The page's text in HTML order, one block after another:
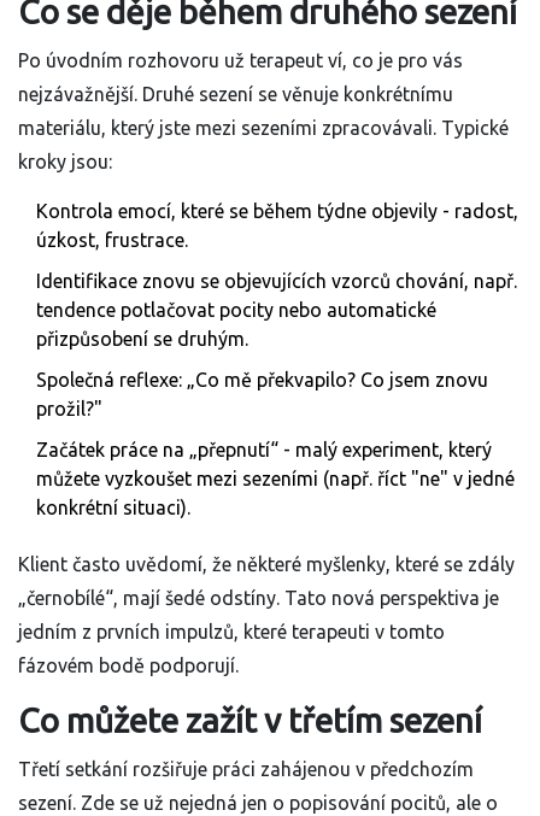
Co se děje během druhého sezení
Po úvodním rozhovoru už terapeut ví, co je pro vás
nejzávažnější. Druhé sezení se věnuje konkrétnímu
materiálu, který jste mezi sezeními zpracovávali. Typické
kroky jsou:
Kontrola emocí, které se během týdne objevily - radost,
úzkost, frustrace.
Identifikace znovu se objevujících vzorců chování, např.
tendence potlačovat pocity nebo automatické
přizpůsobení se druhým.
Společná reflexe: „Co mě překvapilo? Co jsem znovu
prožil?"
Začátek práce na „přepnutí“ - malý experiment, který
můžete vyzkoušet mezi sezeními (např. říct "ne" v jedné
konkrétní situaci).
Klient často uvědomí, že některé myšlenky, které se zdály
„černobílé“, mají šedé odstíny. Tato nová perspektiva je
jedním z první­ch impulzů, které terapeuti v tomto
fázovém bodě podporují.
Co můžete zažít v třetím sezení
Třetí setkání rozšiřuje práci zahájenou v předchozím
sezení. Zde se už nejedná jen o popisování pocitů, ale o